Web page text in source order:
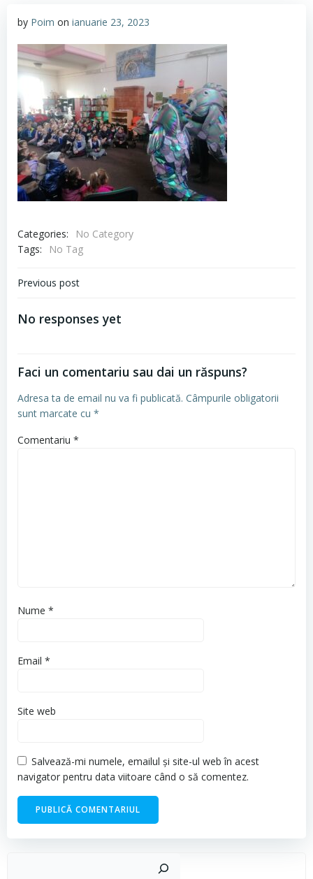
by Poim on ianuarie 23, 2023
Categories:
No Category
Tags:
No Tag
Navigare
articole
Previous post
No responses yet
Faci un comentariu sau dai un răspuns?
Adresa ta de email nu va fi publicată. Câmpurile obligatorii
sunt marcate cu *
Comentariu *
Nume *
Email *
Site web
Salvează-mi numele, emailul și site-ul web în acest
navigator pentru data viitoare când o să comentez.